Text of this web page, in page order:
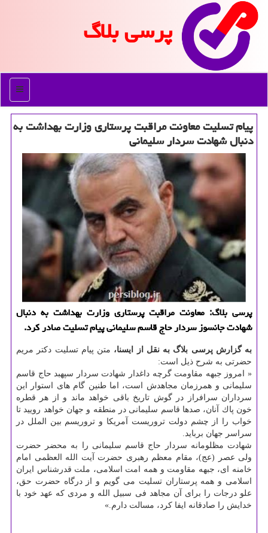
پرسی بلاگ
منو
پیام تسلیت معاونت مراقبت پرستاری وزارت بهداشت به
دنبال شهادت سردار سلیمانی
پرسی بلاگ: معاونت مراقبت پرستاری وزارت بهداشت به دنبال
شهادت جانسوز سردار حاج قاسم سلیمانی پیام تسلیت صادر كرد.
به گزارش پرسی بلاگ به نقل از ایسنا، متن پیام تسلیت دكتر مریم
حضرتی به شرح ذیل است:
« امروز جبهه مقاومت گرچه داغدار شهادت سردار سپهبد حاج قاسم
سلیمانی و همرزمان مجاهدش است، اما طنین گام های استوار این
سرداران سرافراز در گوش تاریخ باقی خواهد ماند و از هر قطره
خون پاك آنان، صدها قاسم سلیمانی در منطقه و جهان خواهد رویید تا
خواب را از چشم دولت تروریست آمریكا و تروریسم بین الملل در
سراسر جهان برباید.
شهادت مظلومانه سردار حاج قاسم سلیمانی را به محضر حضرت
ولی عصر (عج)، مقام معظم رهبری حضرت آیت الله العظمی امام
خامنه ای، جبهه مقاومت و همه امت اسلامی، ملت قدرشناس ایران
اسلامی و همه پرستاران تسلیت می گویم و از درگاه حضرت حق،
علو درجات را برای آن مجاهد فی سبیل الله و مردی كه عهد خود با
خدایش را صادقانه ایفا كرد، مسالت دارم.»